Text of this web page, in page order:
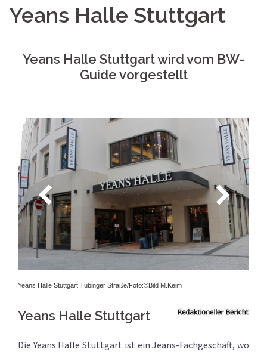
Yeans Halle Stuttgart
Yeans Halle Stuttgart wird vom BW-
Guide vorgestellt
Yeans Halle Stuttgart Tübinger Straße/Foto:©Bild M.Keim
Yeans Halle Stuttgart
Die Yeans Halle Stuttgart ist ein Jeans-Fachgeschäft, wo